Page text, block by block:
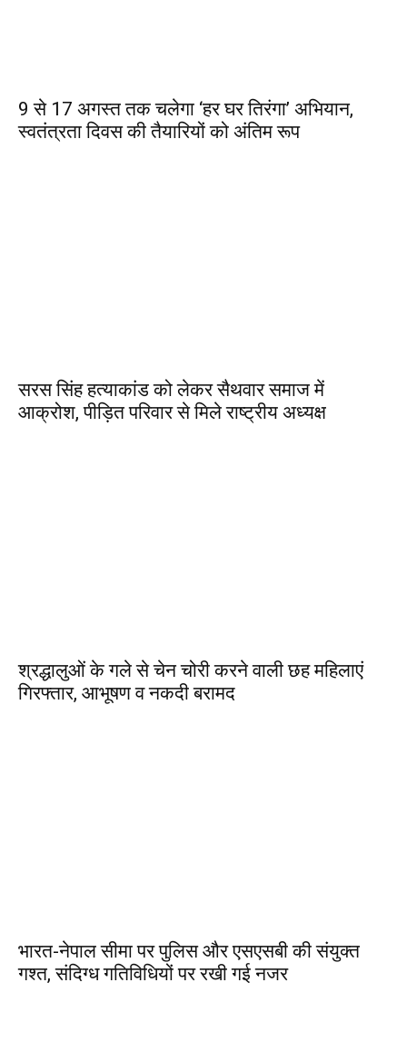
9 से 17 अगस्त तक चलेगा ‘हर घर तिरंगा’ अभियान,
स्वतंत्रता दिवस की तैयारियों को अंतिम रूप
सरस सिंह हत्याकांड को लेकर सैथवार समाज में
आक्रोश, पीड़ित परिवार से मिले राष्ट्रीय अध्यक्ष
श्रद्धालुओं के गले से चेन चोरी करने वाली छह महिलाएं
गिरफ्तार, आभूषण व नकदी बरामद
भारत-नेपाल सीमा पर पुलिस और एसएसबी की संयुक्त
गश्त, संदिग्ध गतिविधियों पर रखी गई नजर